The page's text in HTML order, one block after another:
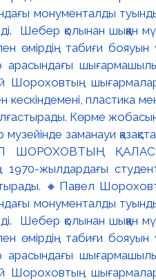
заманауи
ШОРОХОВТЫҢ
1970-жылдардағы
🔸Павел
монументалды
Шебер қолынан шыққан
өмірдің табиғи
Шороховтың